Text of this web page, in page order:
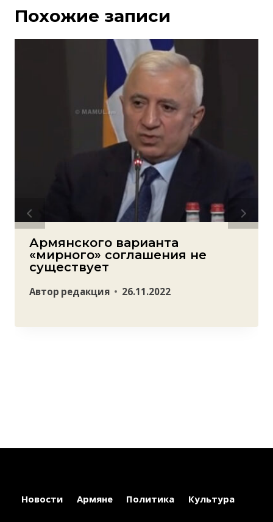
Похожие записи
Армянского варианта
«мирного» соглашения не
существует
Автор редакция 26.11.2022
Новости Армяне Политика Культура